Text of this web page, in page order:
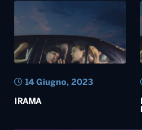
IRAMA
14 Giugno, 2023